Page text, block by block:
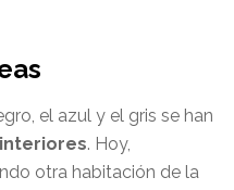
el azul y el gris se han
. Hoy,
otra habitación de la